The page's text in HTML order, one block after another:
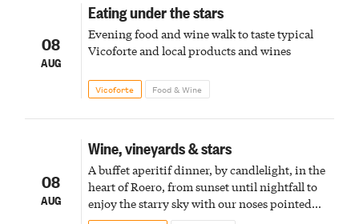
08
AUG
Eating under the stars
Evening food and wine walk to taste typical
Vicoforte and local products and wines
Vicoforte Food & Wine
08
AUG
Wine, vineyards & stars
A buffet aperitif dinner, by candlelight, in the
heart of Roero, from sunset until nightfall to
enjoy the starry sky with our noses pointed
upward